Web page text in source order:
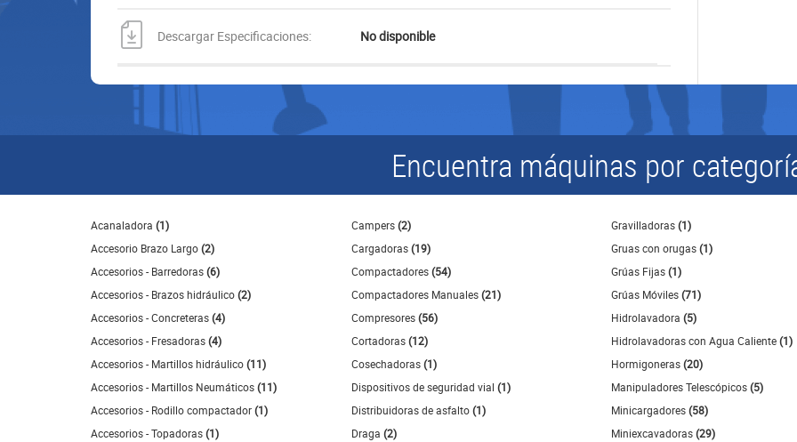
Descargar Especificaciones: No disponible
Encuentra máquinas por
Acanaladora (1)
Accesorio Brazo Largo(2)
Accesorios - Barredoras(6)
Accesorios - Brazos hidráulico(2)
Accesorios - Concreteras(4)
Accesorios - Fresadoras(4)
Accesorios - Martillos hidráulico(11)
Accesorios - Martillos Neumáticos(11)
Accesorios - Rodillo compactador(1)
Accesorios - Topadoras(1)
Campers(2)
Cargadoras(19)
Compactadores(54)
Compactadores Manuales(21)
Compresores(56)
Cortadoras(12)
Cosechadoras(1)
Dispositivos de seguridad vial (1)
Distribuidoras de asfalto(1)
Draga (2)
Gravilladoras(1)
Gruas con orugas(1)
Grúas Fijas(1)
Grúas Móviles(71)
Hidrolavadora (5)
Hidrolavadoras con Agua Caliente(1)
Hormigoneras(20)
Manipuladores Telescópicos(5)
Minicargadores(58)
Miniexcavadoras(29)